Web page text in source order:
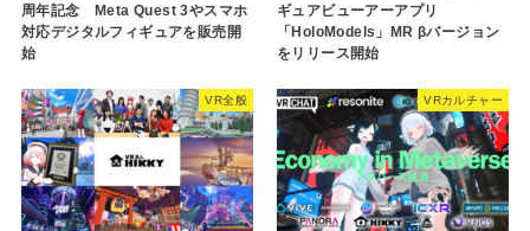
周年記念 Meta Quest 3やスマホ
対応デジタルフィギュアを販売開
始
ギュアビューアーアプリ
「HoloModels」MR βバージョン
をリリース開始
VR全般 VRカルチャー